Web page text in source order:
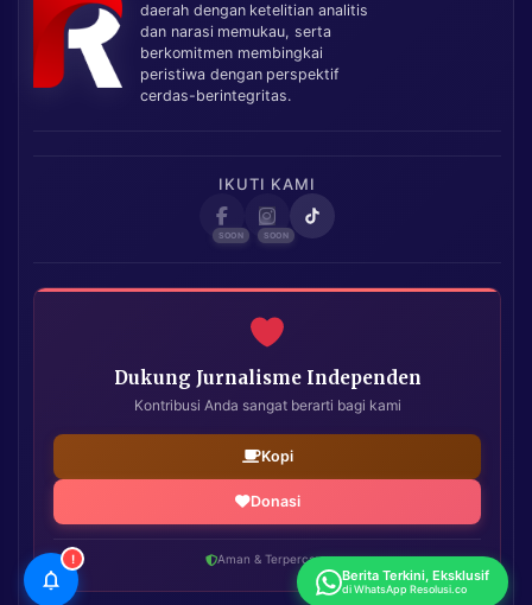
daerah dengan ketelitian analitis
dan narasi memukau, serta
berkomitmen membingkai
peristiwa dengan perspektif
cerdas-berintegritas.
IKUTI KAMI
Dukung Jurnalisme Independen
Kontribusi Anda sangat berarti bagi kami
Kopi
Donasi
Aman & Terpercaya
!
Berita Terkini, Eksklusif
di WhatsApp Resolusi.co